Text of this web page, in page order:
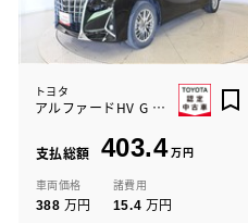
トヨタ
アルファードHV G Fパッケージ
支払総額 403.4万円
車両価格
388 万円
諸費用
15.4 万円